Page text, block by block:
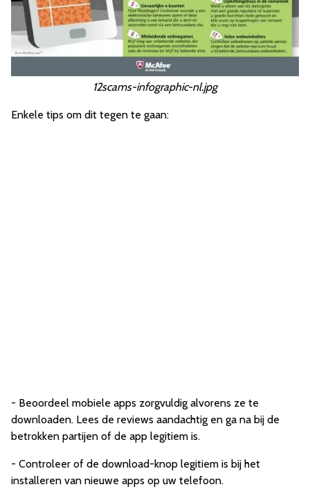
12scams-infographic-nl.jpg
Enkele tips om dit tegen te gaan:
- Beoordeel mobiele apps zorgvuldig alvorens ze te
downloaden. Lees de reviews aandachtig en ga na bij de
betrokken partijen of de app legitiem is.
- Controleer of de download-knop legitiem is bij het
installeren van nieuwe apps op uw telefoon.